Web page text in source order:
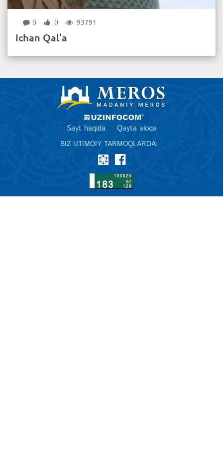
0 0 93791
Ichan Qal‘a
Sayt haqida Qayta aloqa
BIZ IJTIMOIY TARMOQLARDA: